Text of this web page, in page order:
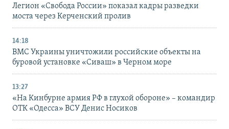
Легион «Свобода России» показал кадры разведки
моста через Керченский пролив
14:18
ВМС Украины уничтожили российские объекты на
буровой установке «Сиваш» в Черном море
13:27
«На Кинбурне армия РФ в глухой обороне» – командир
ОТК «Одесса» ВСУ Денис Носиков